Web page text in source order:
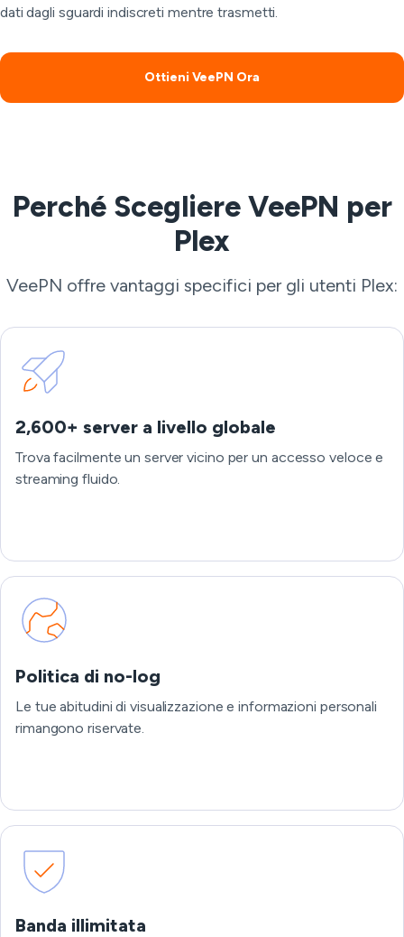
dati dagli sguardi indiscreti mentre trasmetti.
Ottieni VeePN Ora
Perché Scegliere VeePN per
Plex
VeePN offre vantaggi specifici per gli utenti Plex:
2,600+ server a livello globale
Trova facilmente un server vicino per un accesso veloce e
streaming fluido.
Politica di no-log
Le tue abitudini di visualizzazione e informazioni personali
rimangono riservate.
Banda illimitata